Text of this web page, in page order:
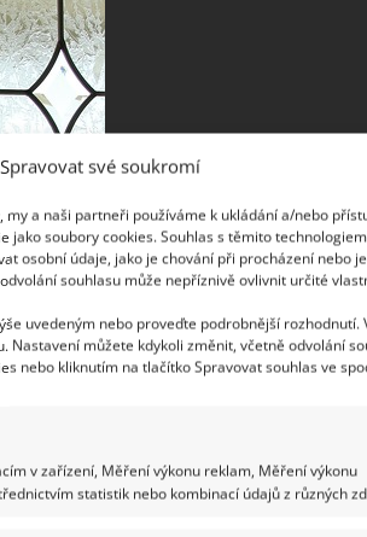
Spravovat své soukromí
my a naši partneři používáme k ukládání a/nebo
jako soubory cookies. Souhlas s těmito
osobní údaje, jako je chování při procházení nebo
souhlasu může nepříznivě ovlivnit určité
uvedeným nebo proveďte podrobnější rozhodnutí.
Nastavení můžete kdykoli změnit, včetně odvolání
nebo kliknutím na tlačítko Spravovat souhlas ve
v zařízení, Měření výkonu reklam, Měření výkonu
statistik nebo kombinací údajů z různých